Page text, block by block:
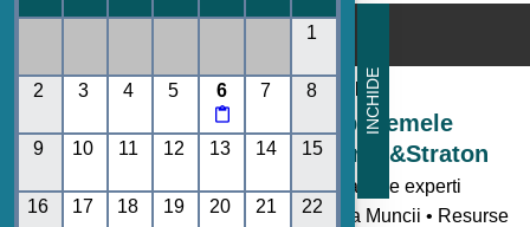
Consultanta de la specialisti
Seminare si Conferinte pe temele
momentului oferite de Rentrop&Straton
- Toate noutatile legislative explicate de experti
• Codul Fiscal • Contabilitate • Legislatia Muncii • Resurse
1
2 3 4 5 6

7 8
9 10 11 12 13 14 15
16 17 18 19 20 21 22
INCHIDE